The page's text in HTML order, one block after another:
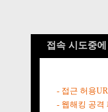
접속 시도중
- 접근 허용
- 웹해킹 공격